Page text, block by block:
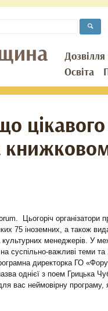
Дозвілля
Освіта
цікавого
Цьогоріч організатори
75 іноземних, а також
культурних менеджерів. У
суспільно-важливі теми
директорка ГО
однієї з поем Грицька
вас неймовірну програму,